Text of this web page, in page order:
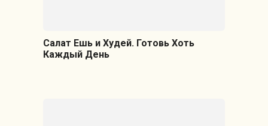
Салат Ешь и Худей. Готовь Хоть
Каждый День